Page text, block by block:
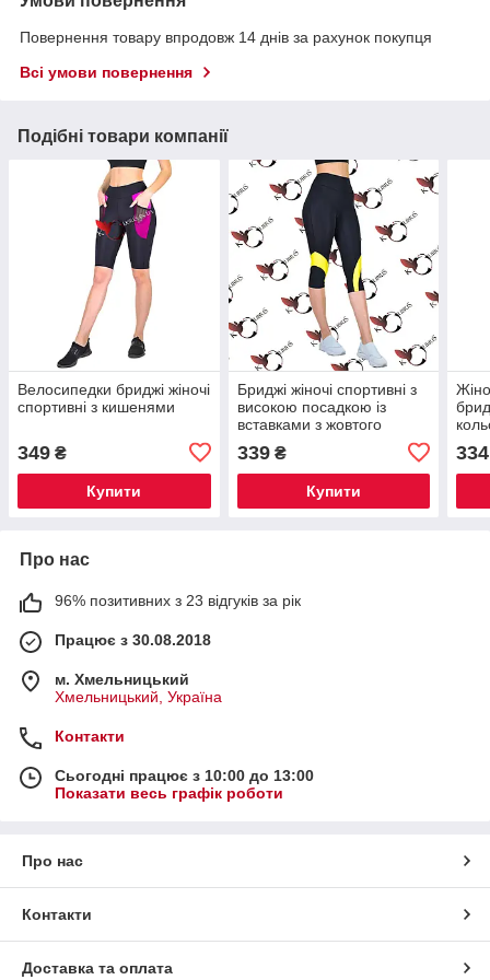
Повернення товару впродовж 14 днів за рахунок покупця
Всі умови повернення
Подібні товари компанії
Велосипедки бриджі жіночі
спортивні з кишенями
349 ₴
Купити
Бриджі жіночі спортивні з
високою посадкою із
вставками з жовтого
339₴
Купити
334
Про нас
96% позитивних з 23 відгуків за рік
Працює з 30.08.2018
м. Хмельницький
Хмельницький, Україна
Контакти
Сьогодні працює з 10:00 до 13:00
Показати весь графік роботи
Про нас
Контакти
Доставка та оплата